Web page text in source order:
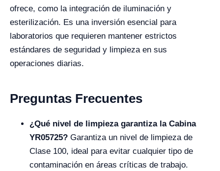
ofrece, como la integración de iluminación y
esterilización. Es una inversión esencial para
laboratorios que requieren mantener estrictos
estándares de seguridad y limpieza en sus
operaciones diarias.
Preguntas Frecuentes
¿Qué nivel de limpieza garantiza la Cabina
YR05725? Garantiza un nivel de limpieza de
Clase 100, ideal para evitar cualquier tipo de
contaminación en áreas críticas de trabajo.